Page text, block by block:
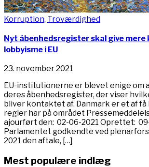
Korruption, Troværdighed
Nyt åbenhedsregister skal give mere
lobbyisme i EU
23. november 2021
EU-institutionerne er blevet enige om
deres åbenhedsregister, der viser
bliver kontaktet af. Danmark er et af få
regler har på området
ajourført den: 02-06-2021 Oprettet:
Parlamentet godkendte ved
2021 den aftale, […]
Mest populære indlæg